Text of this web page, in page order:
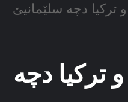
تركیا دچە سلێمانیێ
تركیا دچە